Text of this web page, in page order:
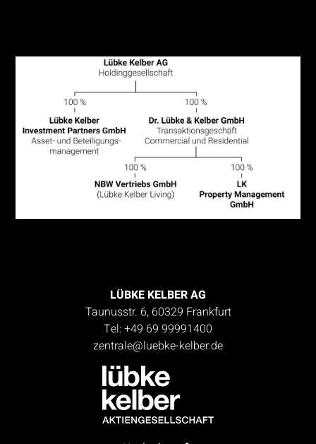
LÜBKE KELBER AG
Taunusstr. 6, 60329 Frankfurt
Tel: +49 69 99991400
zentrale@luebke-kelber.de